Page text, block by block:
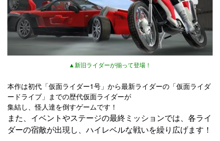
▲新旧ライダーが揃って登場！
本作は初代「仮面ライダー1号」から最新ライダーの「仮面ライダ
ードライブ」までの歴代仮面ライダーが
集結し、怪人達を倒すゲームです！
また、イベントやステージの最終ミッションでは、各ライ
ダーの宿敵が出現し、ハイレベルな戦いを繰り広げます！